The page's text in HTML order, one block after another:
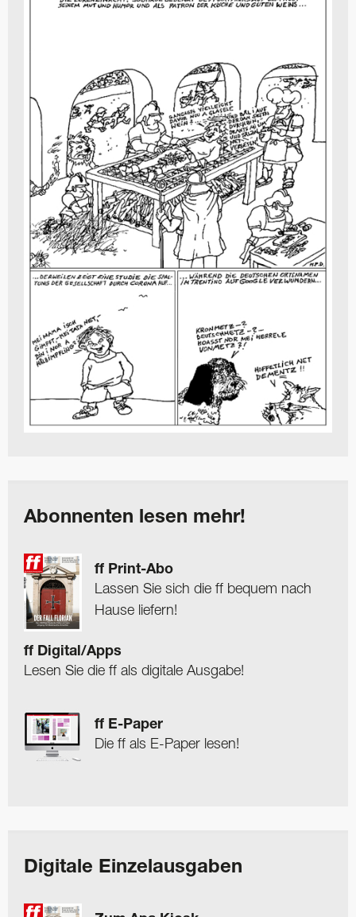
Abonnenten lesen mehr!
ff Print-Abo
Lassen Sie sich die ff bequem nach
Hause liefern!
ff Digital/Apps
Lesen Sie die ff als digitale Ausgabe!
ff E-Paper
Die ff als E-Paper lesen!
Digitale Einzelausgaben